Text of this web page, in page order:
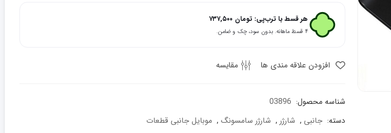
45
وات
سامسونگ
Samsung
Adapter
هر قسط با ترب‌پی: ۷۳۷,۵۰۰ تومان
۴ قسط ماهانه. بدون سود، چک و ضامن.
افزودن علاقه مندی ها مقایسه
شناسه محصول: 03896
دسته: جانبی , شارژر , شارژر سامسونگ , موبایل جانبی قطعات